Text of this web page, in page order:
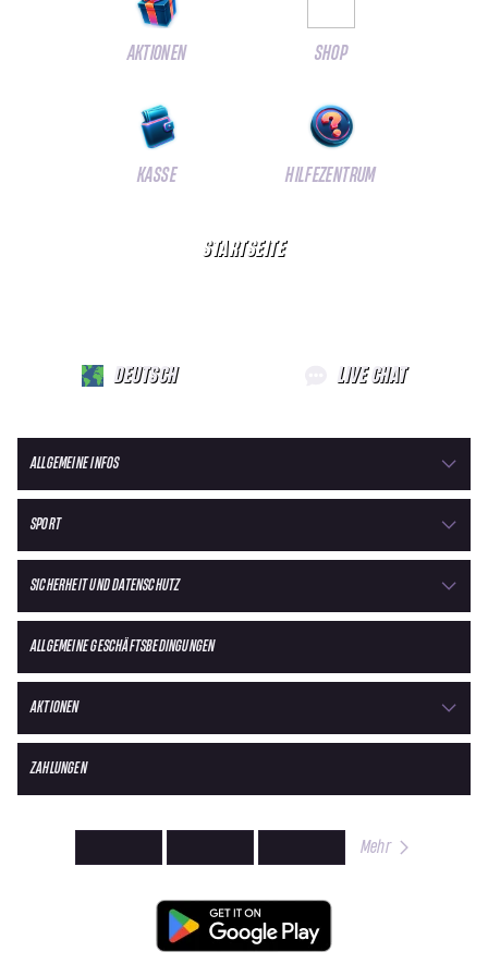
AKTIONEN SHOP
KASSE HILFEZENTRUM
STARTSEITE
DEUTSCH LIVE CHAT
ALLGEMEINE INFOS
SPORT
SICHERHEIT UND DATENSCHUTZ
ALLGEMEINE GESCHÄFTSBEDINGUNGEN
AKTIONEN
ZAHLUNGEN
Mehr